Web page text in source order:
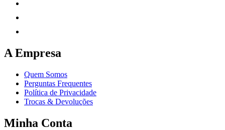
A Empresa
Quem Somos
Perguntas Frequentes
Política de Privacidade
Trocas & Devoluções
Minha Conta